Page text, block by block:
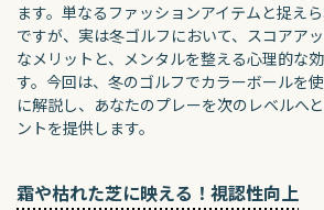
ます。単なるファッションアイテムと捉え
ですが、実は冬ゴルフにおいて、スコアア
なメリットと、メンタルを整える心理的な
す。今回は、冬のゴルフでカラーボールを
に解説し、あなたのプレーを次のレベルへ
ントを提供します。
霜や枯れた芝に映える！視認性向上